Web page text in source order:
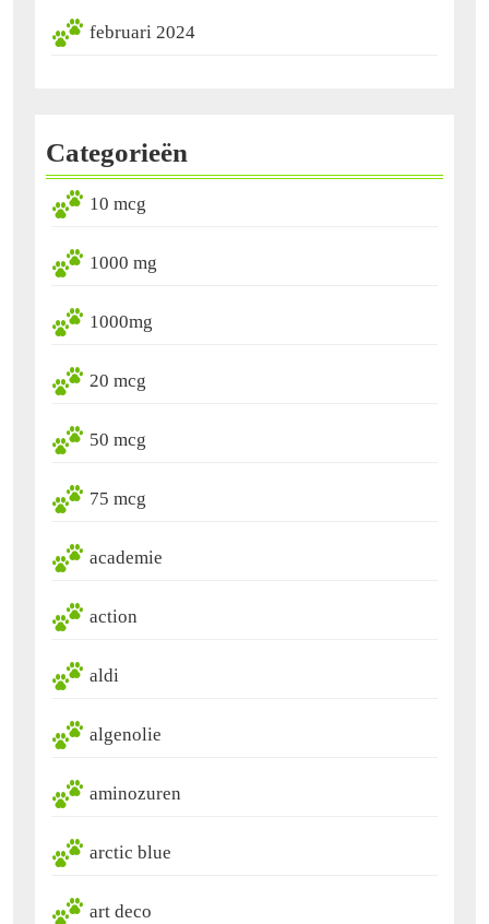
februari 2024
Categorieën
10 mcg
1000 mg
1000mg
20 mcg
50 mcg
75 mcg
academie
action
aldi
algenolie
aminozuren
arctic blue
art deco